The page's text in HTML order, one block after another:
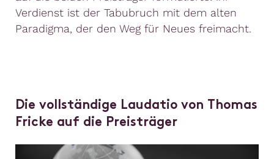
Verdienst ist der Tabubruch mit dem alten
Paradigma, der den Weg für Neues freimacht.
Die vollständige Laudatio von Thomas
Fricke auf die Preisträger